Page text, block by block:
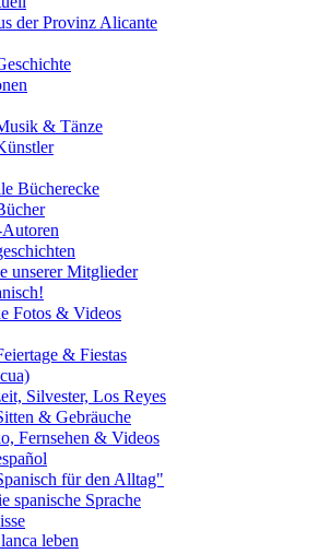
der Provinz Alicante
& Tänze
Bücherecke
unserer Mitglieder
Fotos & Videos
& Fiestas
Silvester, Los Reyes
& Gebräuche
Fernsehen & Videos
für den Alltag"
Sprache
leben